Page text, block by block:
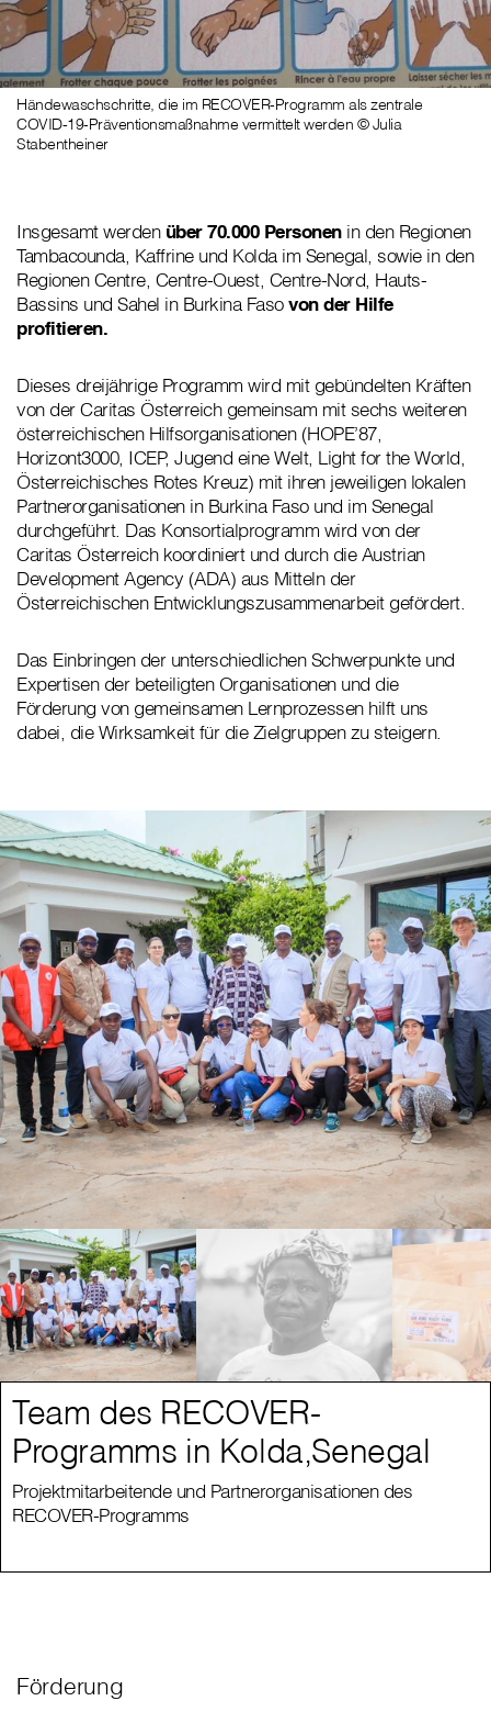
Händewaschschritte, die im RECOVER-Programm als zentrale
COVID-19-Präventionsmaßnahme vermittelt werden © Julia
Stabentheiner
Insgesamt werden über 70.000 Personenin den Regionen
Tambacounda, Kaffrine und Kolda im Senegal, sowie in den
Regionen Centre, Centre-Ouest, Centre-Nord, Hauts-
Bassins und Sahel in Burkina Fasovon der Hilfe
profitieren.
Dieses dreijährige Programm wird mit gebündelten Kräften
von der Caritas Österreich gemeinsam mit sechs weiteren
österreichischen Hilfsorganisationen (HOPE’87,
Horizont3000, ICEP, Jugend eine Welt, Light for the World,
Österreichisches Rotes Kreuz) mit ihren jeweiligen lokalen
Partnerorganisationen in Burkina Faso und im Senegal
durchgeführt. Das Konsortialprogramm wird von der
Caritas Österreich koordiniert und durch die Austrian
Development Agency (ADA) aus Mitteln der
Österreichischen Entwicklungszusammenarbeit gefördert.
Das Einbringen der unterschiedlichen Schwerpunkte und
Expertisen der beteiligten Organisationen und die
Förderung von gemeinsamen Lernprozessen hilft uns
dabei, die Wirksamkeit für die Zielgruppen zu steigern.
Team des RECOVER-
Programms in Kolda,Senegal
Projektmitarbeitende und Partnerorganisationen des
RECOVER-Programms
Förderung